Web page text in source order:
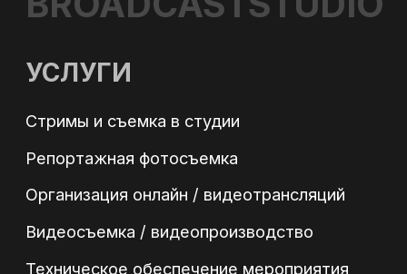
КОНТАКТЫ
Согласен с обработкой
персональных данных
конфиденциальности
Оставить заявку